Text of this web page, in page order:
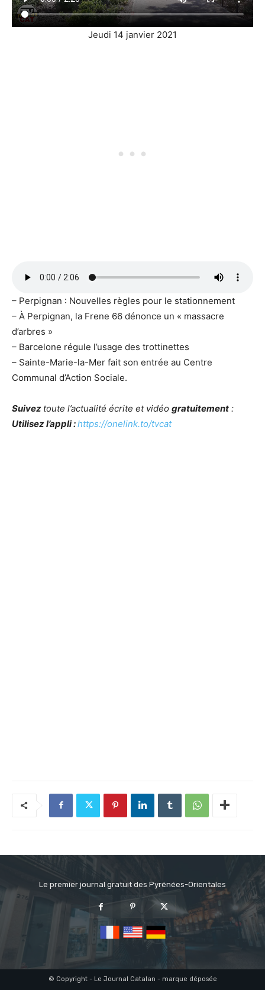
Jeudi 14 janvier 2021
– Perpignan : Nouvelles règles pour le stationnement
– À Perpignan, la Frene 66 dénonce un « massacre
d’arbres »
– Barcelone régule l’usage des trottinettes
– Sainte-Marie-la-Mer fait son entrée au Centre
Communal d’Action Sociale.
Suivez toute l’actualité écrite et vidéo gratuitement :
Utilisez l’appli :https://onelink.to/tvcat
Le premier journal gratuit des Pyrénées-Orientales
© Copyright - Le Journal Catalan - marque déposée